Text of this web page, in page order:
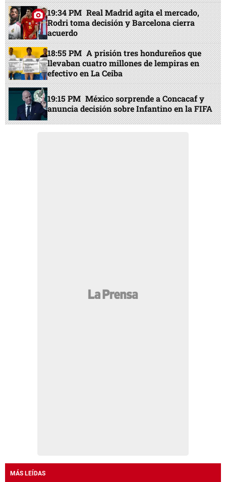
19:34 PM Real Madrid agita el mercado,
Rodri toma decisión y Barcelona cierra
acuerdo
18:55 PM A prisión tres hondureños que
llevaban cuatro millones de lempiras en
efectivo en La Ceiba
19:15 PM México sorprende a Concacaf y
anuncia decisión sobre Infantino en la FIFA
MÁS LEÍDAS